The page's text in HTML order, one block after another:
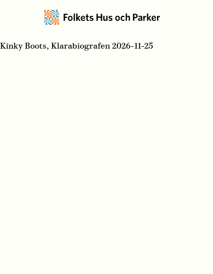
Kinky Boots, Klarabiografen 2026-11-25